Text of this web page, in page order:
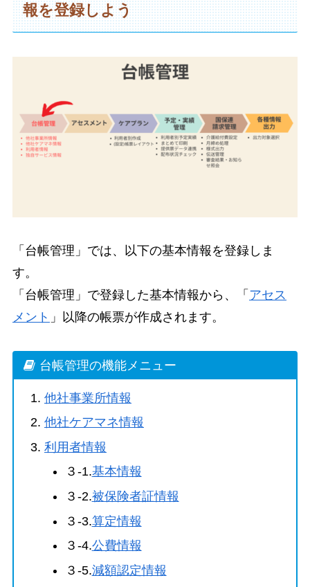
報を登録しよう
「台帳管理」では、以下の基本情報を登録しま
す。
「台帳管理」で登録した基本情報から、「 アセス
メント 」以降の帳票が作成されます。
台帳管理の機能メニュー
他社事業所情報
他社ケアマネ情報
利用者情報
３‐1.基本情報
３‐2.被保険者証情報
３‐3.算定情報
３‐4.公費情報
３‐5.減額認定情報